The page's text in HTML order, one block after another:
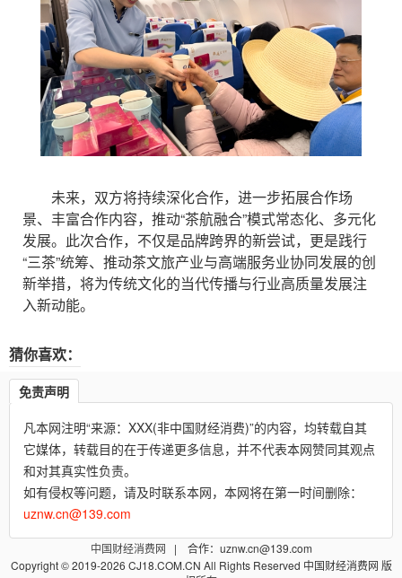
未来，双方将持续深化合作，进一步拓展合作场
景、丰富合作内容，推动“茶航融合”模式常态化、多元化
发展。此次合作，不仅是品牌跨界的新尝试，更是践行
“三茶”统筹、推动茶文旅产业与高端服务业协同发展的创
新举措，将为传统文化的当代传播与行业高质量发展注
入新动能。
猜你喜欢：
免责声明
凡本网注明“来源：XXX(非中国财经消费)”的内容，均转载自其
它媒体，转载目的在于传递更多信息，并不代表本网赞同其观点
和对其真实性负责。
如有侵权等问题，请及时联系本网，本网将在第一时间删除：
uznw.cn@139.com
中国财经消费网
| 合作：uznw.cn@139.com
Copyright © 2019-2026 CJ18.COM.CN All Rights Reserved 中国财经消费网 版